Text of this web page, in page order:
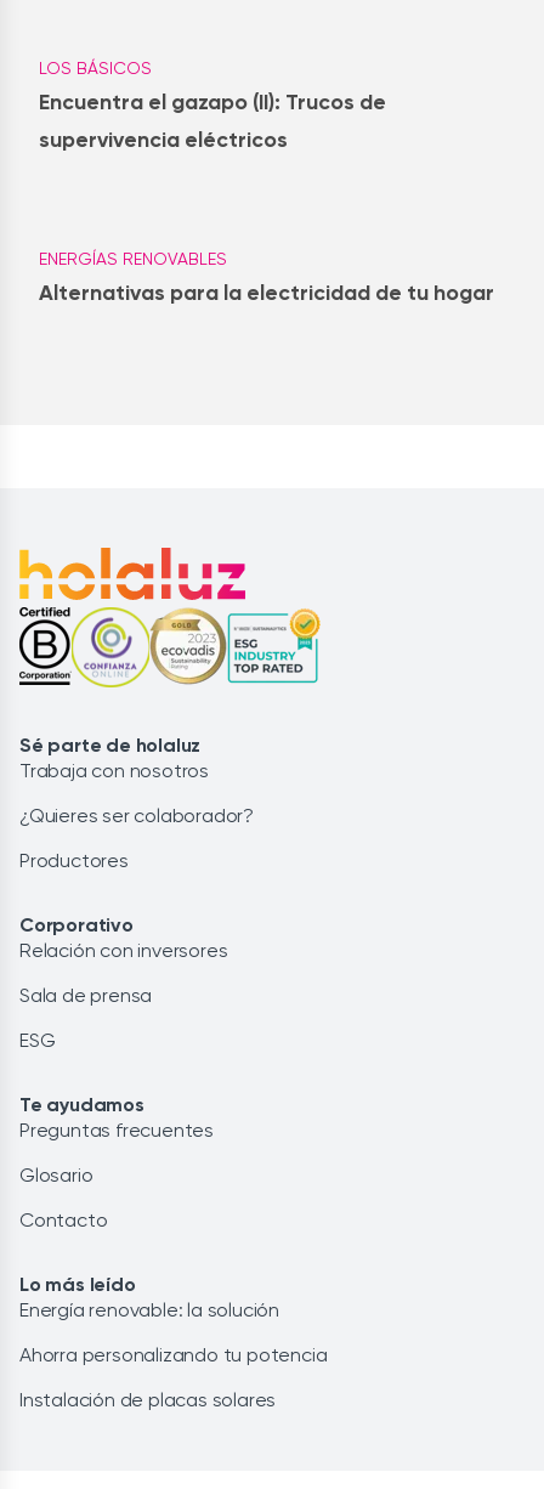
LOS BÁSICOS
Encuentra el gazapo (II): Trucos de
supervivencia eléctricos
ENERGÍAS RENOVABLES
Alternativas para la electricidad de tu hogar
Sé parte de holaluz
Trabaja con nosotros
¿Quieres ser colaborador?
Productores
Corporativo
Relación con inversores
Sala de prensa
ESG
Te ayudamos
Preguntas frecuentes
Glosario
Contacto
Lo más leído
Energía renovable: la solución
Ahorra personalizando tu potencia
Instalación de placas solares